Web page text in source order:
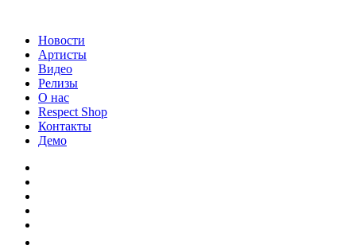
Новости
Артисты
Видео
Релизы
О нас
Respect Shop
Контакты
Демо